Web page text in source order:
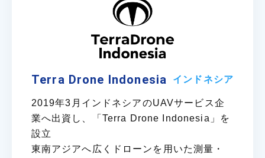
Terra Drone Indonesia インドネシア
2019年3月インドネシアのUAVサービス企
業へ出資し、「Terra Drone Indonesia」を
設立
東南アジアへ広くドローンを用いた測量・